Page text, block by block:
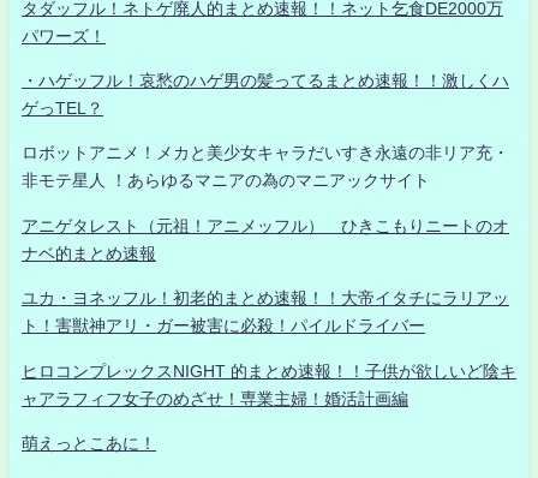
タダッフル！ネトゲ廃人的まとめ速報！！ネット乞食DE2000万
パワーズ！
・ハゲッフル！哀愁のハゲ男の髪ってるまとめ速報！！激しくハ
ゲっTEL？
ロボットアニメ！メカと美少女キャラだいすき永遠の非リア充・
非モテ星人 ！あらゆるマニアの為のマニアックサイト
アニゲタレスト（元祖！アニメッフル） ひきこもりニートのオ
ナベ的まとめ速報
ユカ・ヨネッフル！初老的まとめ速報！！大帝イタチにラリアッ
ト！害獣神アリ・ガー被害に必殺！パイルドライバー
ヒロコンプレックスNIGHT 的まとめ速報！！子供が欲しいど陰キ
ャアラフィフ女子のめざせ！専業主婦！婚活計画編
萌えっとこあに！